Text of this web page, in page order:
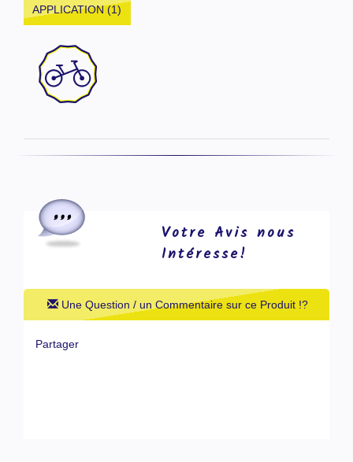
APPLICATION (1)
Votre Avis nous
Intéresse!
Une Question / un Commentaire sur ce Produit !?
Partager